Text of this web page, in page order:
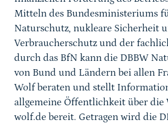
Mitteln des Bundesministeriums
Naturschutz, nukleare Sicherheit
Verbraucherschutz und der
durch das BfN kann die DBBW
von Bund und Ländern bei allen
Wolf beraten und stellt
allgemeine Öffentlichkeit über die
wolf.de bereit. Getragen wird die